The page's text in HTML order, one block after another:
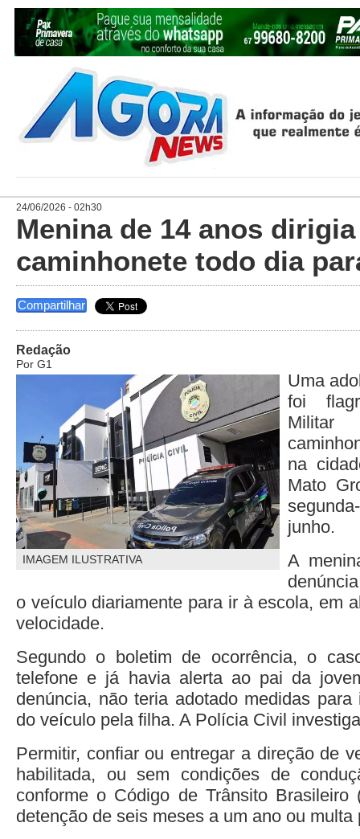
24/06/2026 - 02h30
Menina de 14 anos dirigia
caminhonete todo dia
Compartilhar
Redação
Por G1
IMAGEM ILUSTRATIVA
Uma
foi
na
Mato
junho.
A
o veículo diariamente para ir à escola, em
velocidade.
Segundo o boletim de ocorrência, o
telefone e já havia alerta ao pai da
denúncia, não teria adotado medidas
do veículo pela filha. A Polícia Civil
Permitir, confiar ou entregar a direção de
habilitada, ou sem condições de
conforme o Código de Trânsito
detenção de seis meses a um ano ou multa